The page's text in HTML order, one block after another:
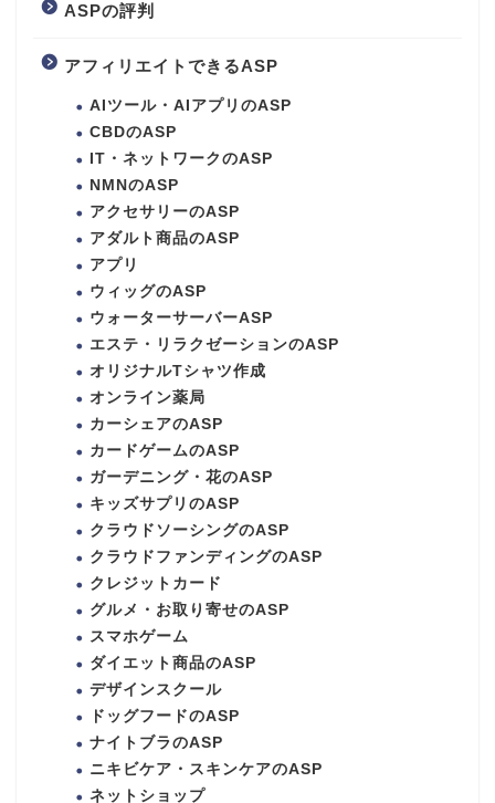
ASPの評判
アフィリエイトできるASP
AIツール・AIアプリのASP
CBDのASP
IT・ネットワークのASP
NMNのASP
アクセサリーのASP
アダルト商品のASP
アプリ
ウィッグのASP
ウォーターサーバーASP
エステ・リラクゼーションのASP
オリジナルTシャツ作成
オンライン薬局
カーシェアのASP
カードゲームのASP
ガーデニング・花のASP
キッズサプリのASP
クラウドソーシングのASP
クラウドファンディングのASP
クレジットカード
グルメ・お取り寄せのASP
スマホゲーム
ダイエット商品のASP
デザインスクール
ドッグフードのASP
ナイトブラのASP
ニキビケア・スキンケアのASP
ネットショップ